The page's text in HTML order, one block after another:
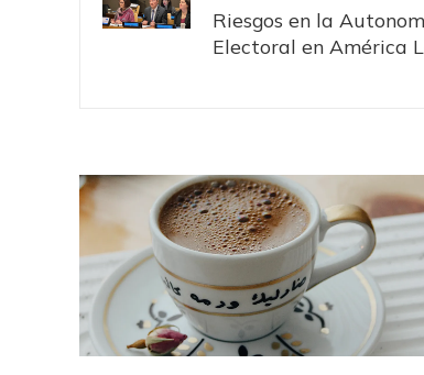
Riesgos en la
Electoral en América